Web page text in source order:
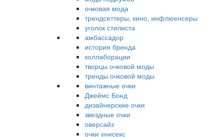
очковая мода
трендсеттеры, кино, инфлюенсеры
уголок стилиста
амбассадор
история бренда
коллаборации
творцы очковой моды
тренды очковой моды
винтажные очки
Джеймс Бонд
дизайнерские очки
звездные очки
оверсайз
очки унисекс